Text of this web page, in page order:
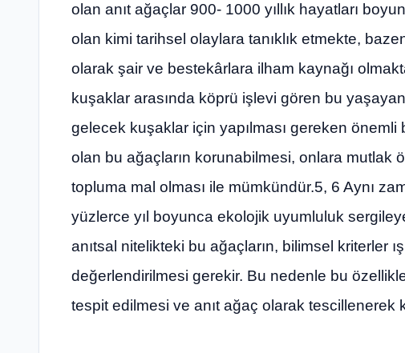
olan anıt ağaçlar 900- 1000 yıllık hayatları
olan kimi tarihsel olaylara tanıklık etmekte,
olarak şair ve bestekârlara ilham kaynağı
kuşaklar arasında köprü işlevi gören bu
gelecek kuşaklar için yapılması gereken önemli
olan bu ağaçların korunabilmesi, onlara mutlak
topluma mal olması ile mümkündür.5, 6 Aynı
yüzlerce yıl boyunca ekolojik uyumluluk
anıtsal nitelikteki bu ağaçların, bilimsel kriterler
değerlendirilmesi gerekir. Bu nedenle bu
tespit edilmesi ve anıt ağaç olarak tescillenerek